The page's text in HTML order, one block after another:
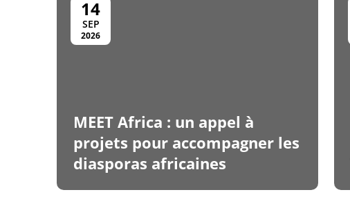
14
SEP
2026
MEET Africa : un appel à
projets pour accompagner les
diasporas africaines